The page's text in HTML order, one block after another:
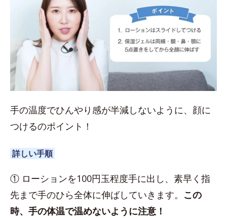
手の温度でひんやり感が半減しないように、顔に
つけるのポイント！
詳しい手順
① ローションを100円玉程度手に出し、素早く指
先まで手のひら全体に伸ばしていきます。 この
時、手の体温で温めないように注意！